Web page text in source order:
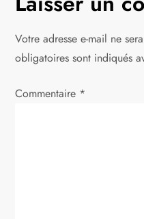
a
t
i
Votre adresse e-mail ne
obligatoires sont indiqués
Commentaire *